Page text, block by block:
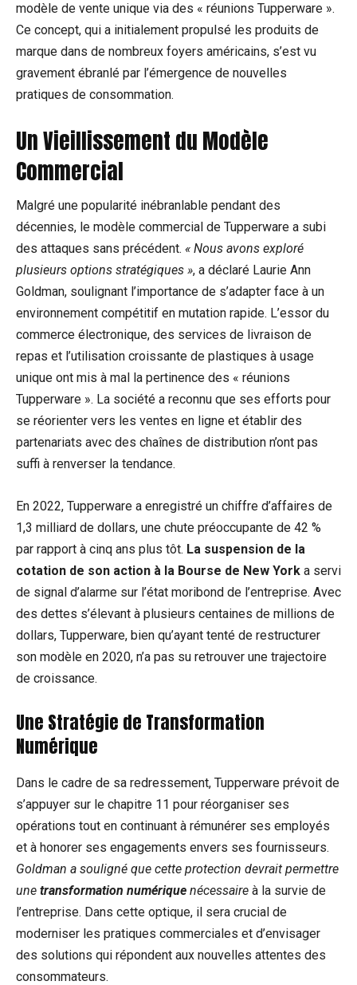
modèle de vente unique via des « réunions Tupperware ».
Ce concept, qui a initialement propulsé les produits de
marque dans de nombreux foyers américains, s’est vu
gravement ébranlé par l’émergence de nouvelles
pratiques de consommation.
Un Vieillissement du Modèle
Commercial
Malgré une popularité inébranlable pendant des
décennies, le modèle commercial de Tupperware a subi
des attaques sans précédent. « Nous avons exploré
plusieurs options stratégiques », a déclaré Laurie Ann
Goldman, soulignant l’importance de s’adapter face à un
environnement compétitif en mutation rapide. L’essor du
commerce électronique, des services de livraison de
repas et l’utilisation croissante de plastiques à usage
unique ont mis à mal la pertinence des « réunions
Tupperware ». La société a reconnu que ses efforts pour
se réorienter vers les ventes en ligne et établir des
partenariats avec des chaînes de distribution n’ont pas
suffi à renverser la tendance.
En 2022, Tupperware a enregistré un chiffre d’affaires de
1,3 milliard de dollars, une chute préoccupante de 42 %
par rapport à cinq ans plus tôt. La suspension de la
cotation de son action à la Bourse de New York a servi
de signal d’alarme sur l’état moribond de l’entreprise. Avec
des dettes s’élevant à plusieurs centaines de millions de
dollars, Tupperware, bien qu’ayant tenté de restructurer
son modèle en 2020, n’a pas su retrouver une trajectoire
de croissance.
Une Stratégie de Transformation
Numérique
Dans le cadre de sa redressement, Tupperware prévoit de
s’appuyer sur le chapitre 11 pour réorganiser ses
opérations tout en continuant à rémunérer ses employés
et à honorer ses engagements envers ses fournisseurs.
Goldman a souligné que cette protection devrait permettre
une transformation numérique nécessaire à la survie de
l’entreprise. Dans cette optique, il sera crucial de
moderniser les pratiques commerciales et d’envisager
des solutions qui répondent aux nouvelles attentes des
consommateurs.